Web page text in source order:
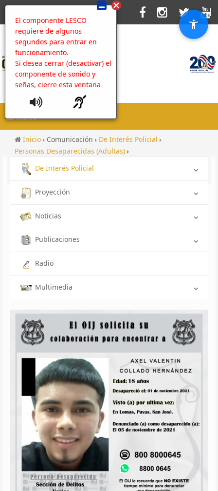
El componente LESCO
requiere de algunos
segundos para entrar en
funcionamiento.
Si desea cerrar (desactivar) el
componente de sonido y
señas, cierre esta ventana
MENU
Inicio Comunicación
De Interés Policial
Personas Desaparecidas (Adultas)
Desaparecido OIJ San José: Axel Valentin Collado
Hernandez
De Interés Policial
Proyección
Noticias
Publicaciones
Radio
Multimedia